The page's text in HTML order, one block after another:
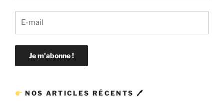
NOS ARTICLES RÉCENTS 🖊